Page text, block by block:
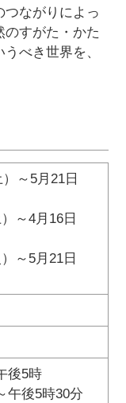
ながりによっ
のすがた・かた
べき世界を、
～5月21日
～4月16日
～5月21日
後5時
午後5時30分